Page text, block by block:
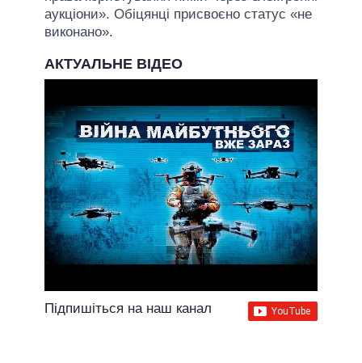
аукціони». Обіцянці присвоєно статус «не
виконано».
АКТУАЛЬНЕ ВІДЕО
Підпишіться на наш канал